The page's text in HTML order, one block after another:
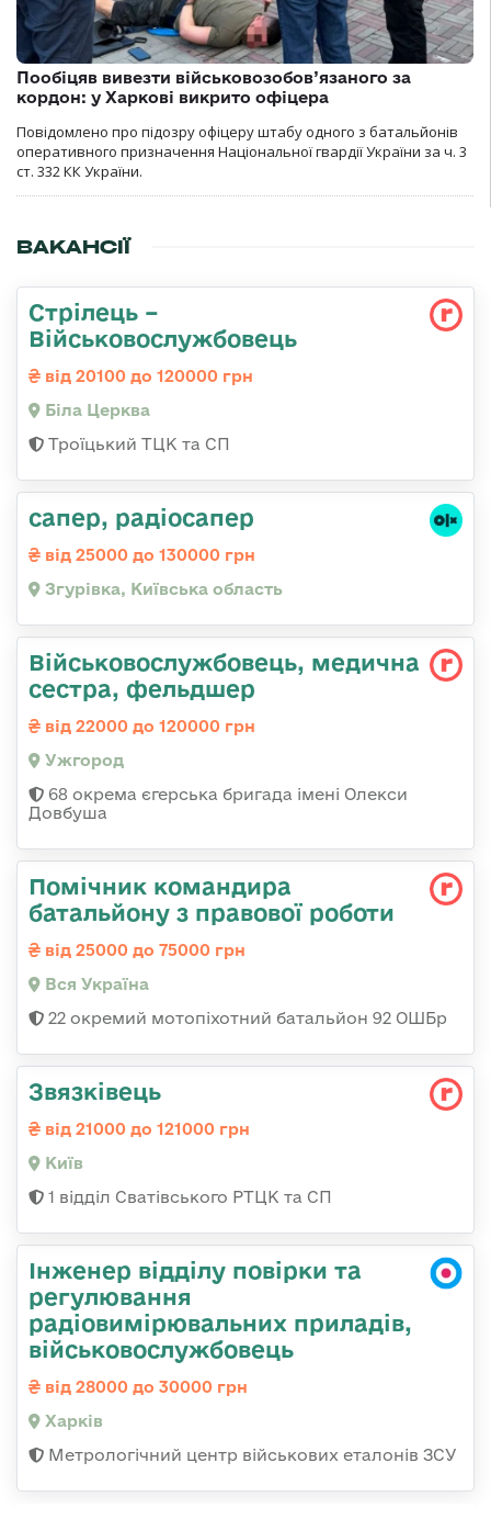
Пообіцяв вивезти військовозобов’язаного за
кордон: у Харкові викрито офіцера
Повідомлено про підозру офіцеру штабу одного з батальйонів
оперативного призначення Національної гвардії України за ч. 3
ст. 332 КК України.
ВАКАНСІЇ
Стрілець –
Військовослужбовець
від 20100 до 120000 грн
Біла Церква
Троїцький ТЦК та СП
сапер, радіосапер
від 25000 до 130000 грн
Згурівка, Київська область
Військовослужбовець, медична
сестра, фельдшер
від 22000 до 120000 грн
Ужгород
68 окрема єгерська бригада імені Олекси
Довбуша
Помічник командира
батальйону з правової роботи
від 25000 до 75000 грн
Вся Україна
22 окремий мотопіхотний батальйон 92 ОШБр
Звязківець
від 21000 до 121000 грн
Київ
1 відділ Сватівського РТЦК та СП
Інженер відділу повірки та
регулювання
радіовимірювальних приладів,
військовослужбовець
від 28000 до 30000 грн
Харків
Метрологічний центр військових еталонів ЗСУ